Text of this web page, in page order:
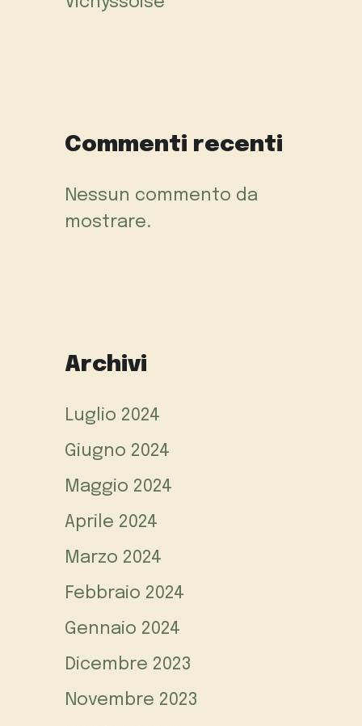
Commenti recenti
Nessun commento da
mostrare.
Archivi
Luglio 2024
Giugno 2024
Maggio 2024
Aprile 2024
Marzo 2024
Febbraio 2024
Gennaio 2024
Dicembre 2023
Novembre 2023